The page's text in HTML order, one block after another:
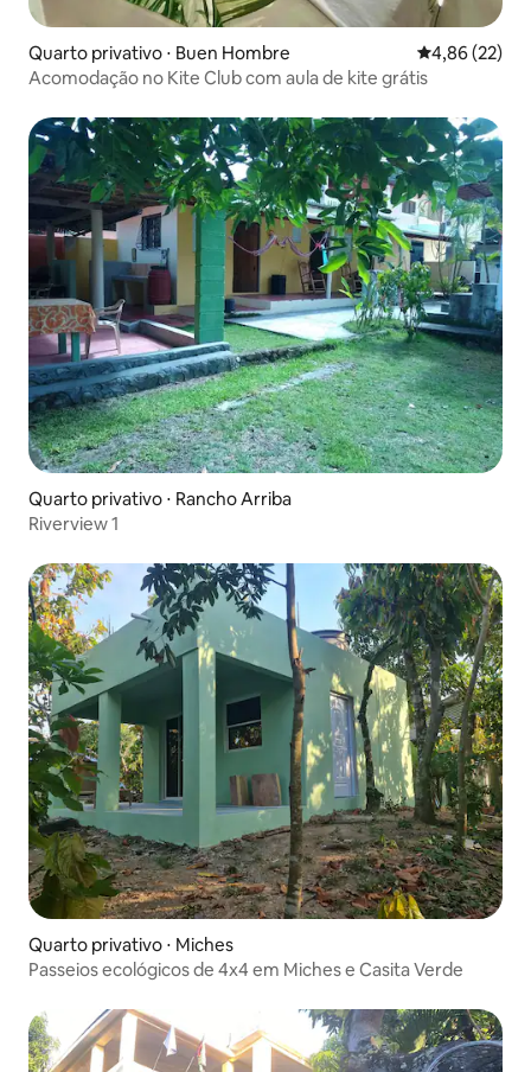
Quarto privativo ⋅ Buen Hombre 4,86 de uma
4,86 (22)
Acomodação no Kite Club com aula de kite grátis
Quarto privativo ⋅ Rancho Arriba
Riverview 1
Quarto privativo ⋅ Miches
Passeios ecológicos de 4x4 em Miches e Casita Verde